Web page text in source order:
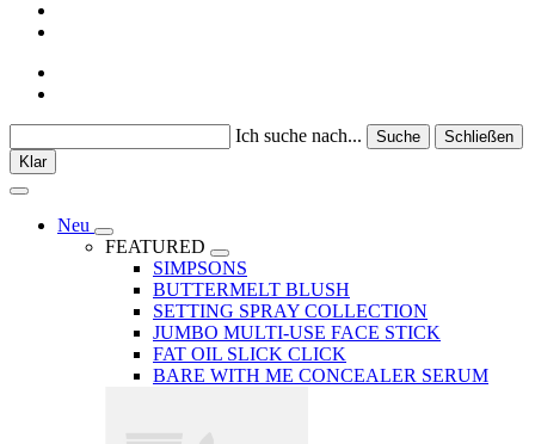
Ich suche nach... Suche
Schließen
Klar
Neu
FEATURED
SIMPSONS
BUTTERMELT BLUSH
SETTING SPRAY COLLECTION
JUMBO MULTI-USE FACE STICK
FAT OIL SLICK CLICK
BARE WITH ME CONCEALER SERUM